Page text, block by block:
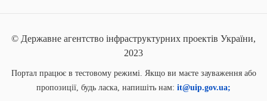
© Державне агентство інфраструктурних проектів України,
2023
Портал працює в тестовому режимі. Якщо ви маєте зауваження або
пропозиції, будь ласка, напишіть нам: it@uip.gov.ua;